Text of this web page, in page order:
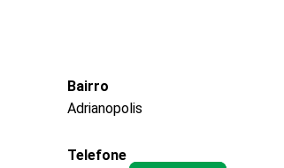
Bairro
Adrianopolis
Telefone